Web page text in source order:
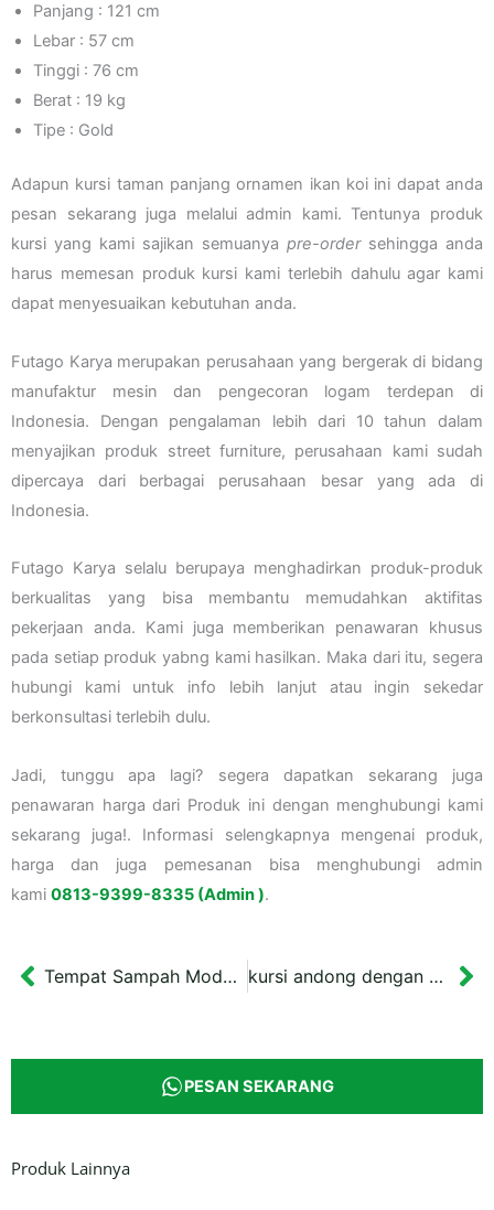
Panjang : 121 cm
Lebar : 57 cm
Tinggi : 76 cm
Berat : 19 kg
Tipe : Gold
Adapun kursi taman panjang ornamen ikan koi ini dapat anda
pesan sekarang juga melalui admin kami. Tentunya produk
kursi yang kami sajikan semuanya pre-ordersehingga anda
harus memesan produk kursi kami terlebih dahulu agar kami
dapat menyesuaikan kebutuhan anda.
Futago Karya merupakan perusahaan yang bergerak di bidang
manufaktur mesin dan pengecoran logam terdepan di
Indonesia. Dengan pengalaman lebih dari 10 tahun dalam
menyajikan produk street furniture, perusahaan kami sudah
dipercaya dari berbagai perusahaan besar yang ada di
Indonesia.
Futago Karya selalu berupaya menghadirkan produk-produk
berkualitas yang bisa membantu memudahkan aktifitas
pekerjaan anda. Kami juga memberikan penawaran khusus
pada setiap produk yabng kami hasilkan. Maka dari itu, segera
hubungi kami untuk info lebih lanjut atau ingin sekedar
berkonsultasi terlebih dulu.
Jadi, tunggu apa lagi? segera dapatkan sekarang juga
penawaran harga dari Produk ini dengan menghubungi kami
sekarang juga!. Informasi selengkapnya mengenai produk,
harga dan juga pemesanan bisa menghubungi admin
kami 0813-9399-8335 (Admin ).
Prev Tempat Sampah Model Heritage Iconic kursi andong dengan sandaran
PESAN SEKARANG
Produk Lainnya